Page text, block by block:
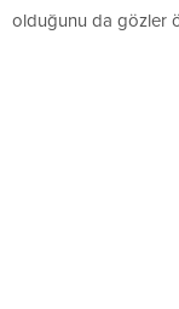
olduğunu da gözler